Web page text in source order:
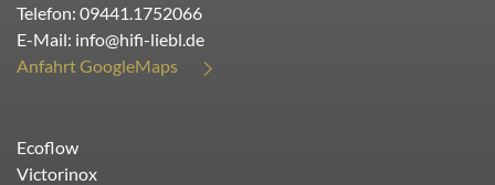
Telefon: 09441.1752066
E-Mail: info@hifi-liebl.de
Anfahrt GoogleMaps
Ecoflow
Victorinox